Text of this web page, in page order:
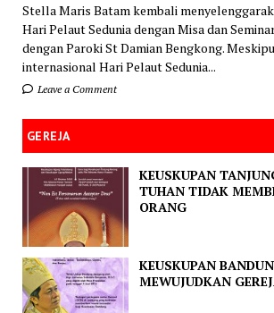
Stella Maris Batam kembali
Hari Pelaut Sedunia dengan Misa dan
dengan Paroki St Damian Bengkong.
internasional Hari Pelaut Sedunia...
Leave a Comment
GEREJA
KEUSKUPAN
TUHAN TIDAK
ORANG
KEUSKUPAN
MEWUJUDKAN